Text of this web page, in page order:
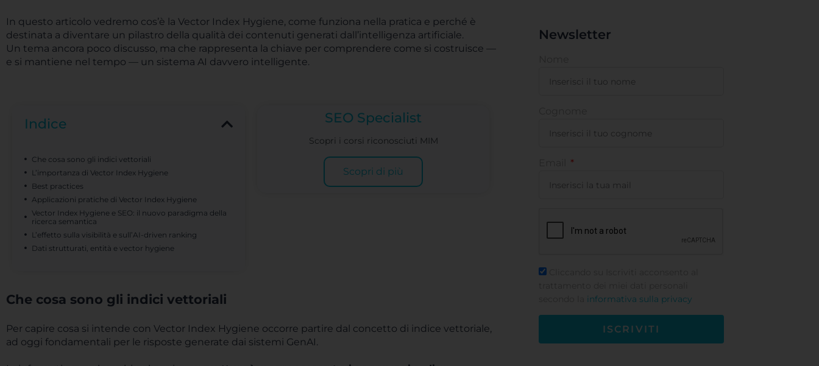
In questo articolo vedremo cos’è la Vector Index Hygiene, come funziona nella pratica e perché è
destinata a diventare un pilastro della qualità dei contenuti generati dall’intelligenza artificiale.
Un tema ancora poco discusso, ma che rappresenta la chiave per comprendere come si costruisce —
e si mantiene nel tempo — un sistema AI davvero intelligente.
Indice
Che cosa sono gli indici vettoriali
L’importanza di Vector Index Hygiene
Best practices
Applicazioni pratiche di Vector Index Hygiene
Vector Index Hygiene e SEO: il nuovo paradigma della
ricerca semantica
L’effetto sulla visibilità e sull’AI-driven ranking
Dati strutturati, entità e vector hygiene
SEO Specialist
Scopri i corsi riconosciuti MIM
Scopri di più
Che cosa sono gli indici vettoriali
Per capire cosa si intende con Vector Index Hygiene occorre partire dal concetto di indice vettoriale,
ad oggi fondamentali per le risposte generate dai sistemi GenAI.
Newsletter
informativa sulla privacy
ISCRIVITI